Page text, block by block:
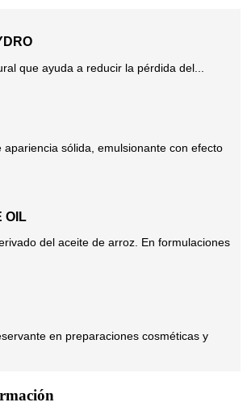
que ayuda a reducir la pérdida del...
apariencia sólida, emulsionante con efecto
OIL
del aceite de arroz. En formulaciones
en preparaciones cosméticas y